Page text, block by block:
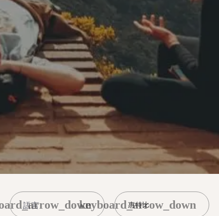
惠特比
keyboard_arrow_down